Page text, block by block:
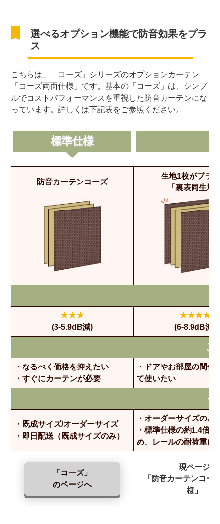
選べるオプション機能で防音効果をプラ
ス
こちらは、「コーズ」シリーズのオプションカーテン
「コーズ両面仕様」です。基本の「コーズ」は、シンプ
ルでコストパフォーマンスを重視した防音カーテンにな
っています。詳しくは下記表をご参照ください。
標準仕様
防音カーテンコーズ
生地1枚がプラ
「裏表同生地
★★★
(3-5.9dB減)
★★★★
(6-8.9dB減)
・なるべく価格を抑えたい
・すぐにカーテンが必要
・ドアやお部屋の間仕
て使いたい
・既成サイズ/オーダーサイズ
・即日配送（既成サイズのみ）
・オーダーサイズのみ
・標準仕様の約1.4倍
め、レールの耐荷重に
「コーズ」
のページへ
現ページ
「防音カーテンコー
様」